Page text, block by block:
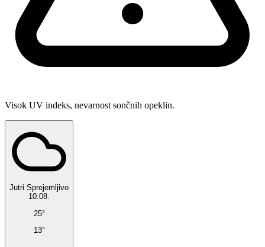
Visok UV indeks, nevarnost sončnih opeklin.
Jutri Sprejemljivo
10.08.
25°
13°